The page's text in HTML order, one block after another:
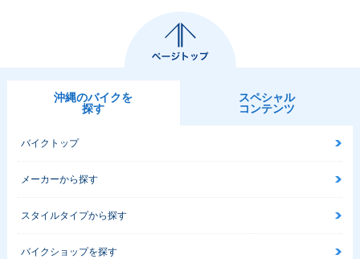
沖縄のバイクを
探す
スペシャル
コンテンツ
バイクトップ
メーカーから探す
スタイルタイプから探す
バイクショップを探す